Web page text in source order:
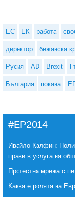
ЕС ЕК работа
директор бежанска
Русия AD Brexit
България покана
#EP2014
Ивайло Калфин:
прави в услуга на
Протестна мрежа с
Каква е ролята на